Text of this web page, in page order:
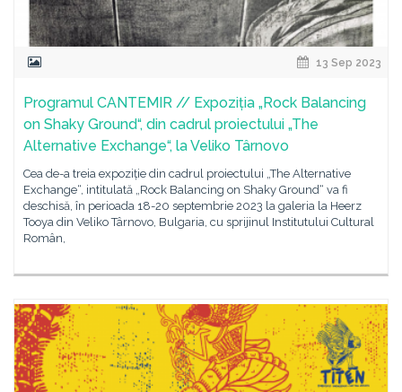
13 Sep 2023
Programul CANTEMIR // Expoziția „Rock Balancing
on Shaky Ground“, din cadrul proiectului „The
Alternative Exchange“, la Veliko Târnovo
Cea de-a treia expoziție din cadrul proiectului „The Alternative
Exchange“, intitulată „Rock Balancing on Shaky Ground“ va fi
deschisă, în perioada 18-20 septembrie 2023 la galeria la Heerz
Tooya din Veliko Târnovo, Bulgaria, cu sprijinul Institutului Cultural
Român,